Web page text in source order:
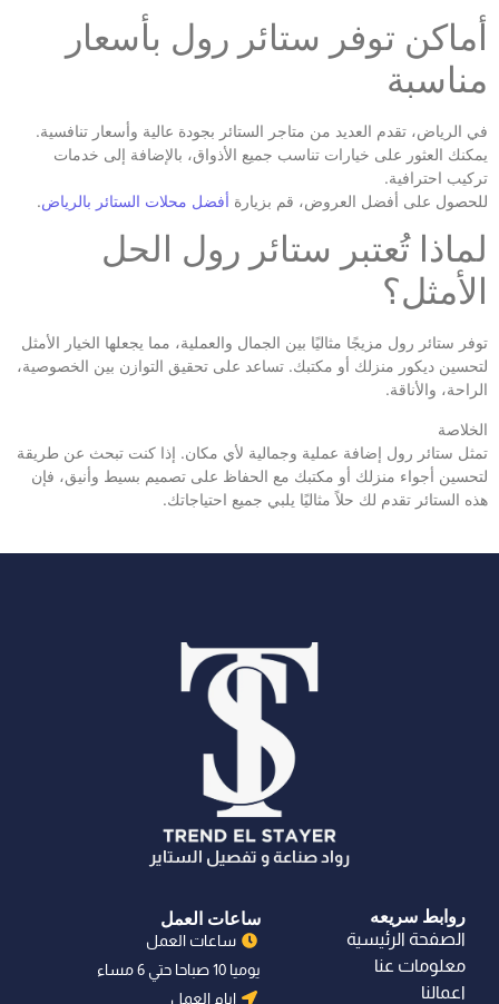
أماكن توفر ستائر رول بأسعار
مناسبة
في الرياض، تقدم العديد من متاجر الستائر بجودة عالية وأسعار تنافسية.
يمكنك العثور على خيارات تناسب جميع الأذواق، بالإضافة إلى خدمات
تركيب احترافية.
للحصول على أفضل العروض، قم بزيارة أفضل محلات الستائر بالرياض.
لماذا تُعتبر ستائر رول الحل
الأمثل؟
توفر ستائر رول مزيجًا مثاليًا بين الجمال والعملية، مما يجعلها الخيار الأمثل
لتحسين ديكور منزلك أو مكتبك. تساعد على تحقيق التوازن بين الخصوصية،
الراحة، والأناقة.
الخلاصة
تمثل ستائر رول إضافة عملية وجمالية لأي مكان. إذا كنت تبحث عن طريقة
لتحسين أجواء منزلك أو مكتبك مع الحفاظ على تصميم بسيط وأنيق، فإن
هذه الستائر تقدم لك حلاً مثاليًا يلبي جميع احتياجاتك.
رواد صناعة و تفصيل الستاير
روابط سريعه
الصفحة الرئيسية
معلومات عنا
اعمالنا
ساعات العمل
ساعات العمل
يوميا 10 صباحا حتي 6 مساء
ايام العمل